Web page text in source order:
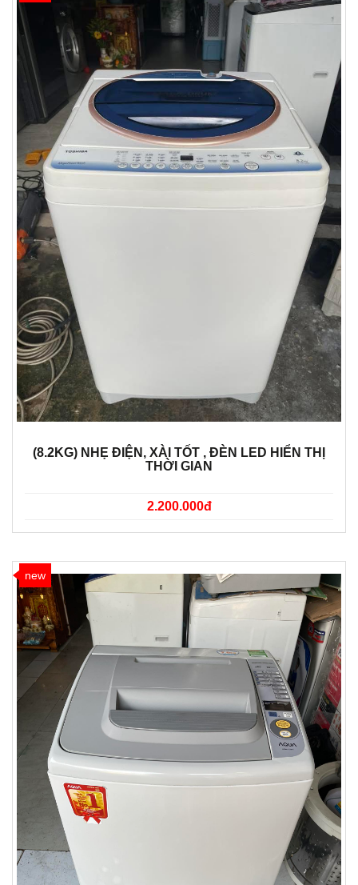
(8.2KG) NHẸ ĐIỆN, XÀI TỐT , ĐÈN LED HIỂN THỊ
THỜI GIAN
2.200.000đ
new